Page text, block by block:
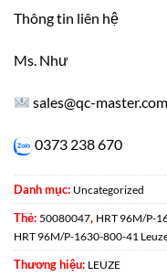
Thông tin liên hệ
Ms. Như
sales@qc-master.com
0373 238 670
Danh mục: Uncategorized
Thẻ: 50080047, HRT 96M/P-
HRT 96M/P-1630-800-41
Thương hiệu: LEUZE